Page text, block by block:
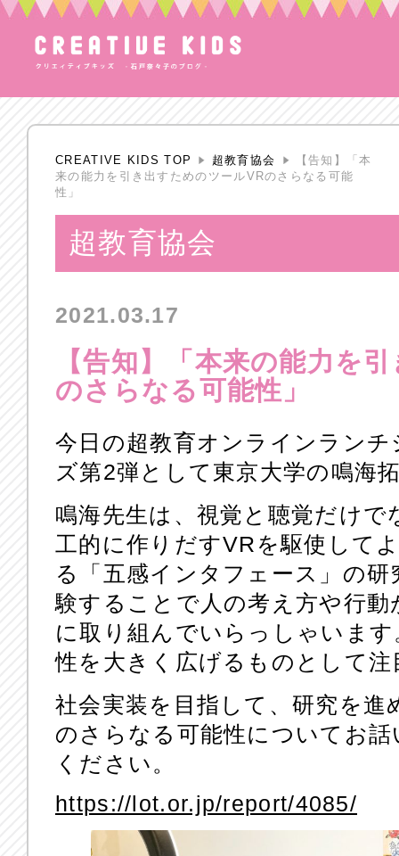
CREATIVE KIDS TOP 超教育協会
【告知】「本
来の能力を引き出すためのツールVRのさらなる可能
性」
超教育協会
2021.03.17
【告知】「本来の能力を
のさらなる可能性」
今日の超教育オンラインラン
ズ第2弾として東京大学の鳴海
鳴海先生は、視覚と聴覚だけ
工的に作りだすVRを駆使して
る「五感インタフェース」の
験することで人の考え方や行
に取り組んでいらっしゃいま
性を大きく広げるものとして
社会実装を目指して、研究を
のさらなる可能性についてお
ください。
https://lot.or.jp/report/4085/